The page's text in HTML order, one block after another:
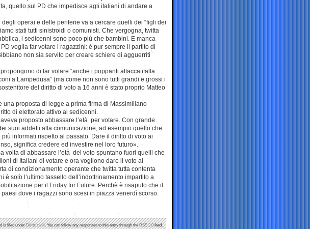
quello sul PD che impedisce agli italiani di andare a
operai e delle periferie va a cercare quelli dei “figli dei
stati tutti sinistroidi o comunisti. Che vergogna, twitta
i sedicenni sono poco più che bambini. E manca
voglia far votare i ragazzini: è pur sempre il partito di
non sia servito per creare schiere di agguerriti
di far votare “anche i poppanti attaccati alla
a Lampedusa” (ma come non sono tutti grandi e grossi i
del diritto di voto a 16 anni è stato proprio Matteo
una proposta di legge a prima firma di Massimiliano
di elettorato attivo ai sedicenni.
proposto abbassare l’età per votare. Con grande
suoi addetti alla comunicazione, ad esempio quello che
informati rispetto al passato. Dare il diritto di voto ai
significa credere ed investire nel loro futuro».
volta di abbassare l’età del voto spuntano fuori quelli che
di Italiani di votare e ora vogliono dare il voto ai
di condizionamento operante che twitta tutta contenta
è solo l’ultimo tassello dell’indottrinamento impartito a
per il Friday for Future. Perchè è risaputo che il
dove i ragazzi sono scesi in piazza venerdì scorso.
is filed underDiritti civili. You can follow any responses to this entry through theRSS 2.0feed.